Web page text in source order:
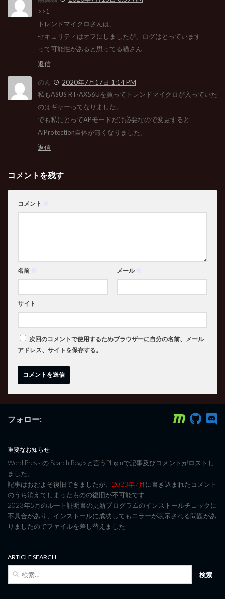
>>1
トレンドマイクロさんは、
セキュリティはオフにしましたが、ログはとっています
って可能性があると思ってる猫さん
返信
のん
2020年7月17日 1:14 PM
私もASUS RT-AX56Uを買ってトレンドマイクロが入っていた
のはギャーってなりました。
でも私にとってAPモードだけ必要なので変更すると
AiProtection自体が無くなりました。
返信
コメントを残す
コメント ※
名前 ※ メール ※
サイト
次回のコメントで使用するためブラウザーに自分の名前、メール
アドレス、サイトを保存する。
フォロー:
重要なお知らせ
Word Press の Search Regexと言うPluginで記事及びコメントがロストし
ました。
記事はおおよそ復旧できましたが、 2023年7月に書き込まれたコメント
のうち消えてしまったものの復旧が不可能です
2023年5月のルート証明書の更新プログラムのインストールチェックに
不具合があり、インストールに成功してもエラーが表示される問題があ
りましたのでファイルを差し替えました
ARTICLE SEARCH
検